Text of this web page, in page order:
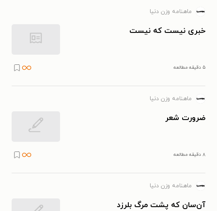
ماهنامه وزن دنیا
خبری نیست که نیست
۵ دقیقه مطالعه
ماهنامه وزن دنیا
ضرورت شعر
۸ دقیقه مطالعه
ماهنامه وزن دنیا
آن‌سان که پشت مرگ بلرزد